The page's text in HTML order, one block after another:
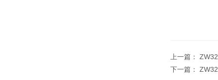
上一篇：
下一篇：